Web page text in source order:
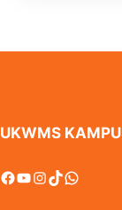
UKWMS
Facebook YouTube InstagramTikTok WhatsApp